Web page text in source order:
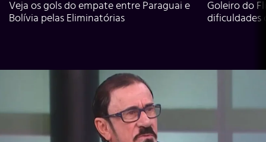
Veja os gols do empate entre Paraguai e
Bolívia pelas Eliminatórias
Goleiro do
dificuldades